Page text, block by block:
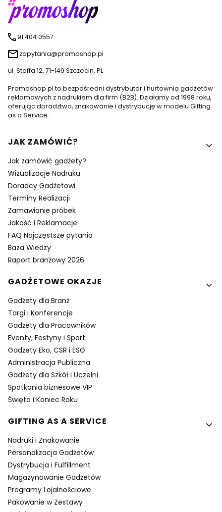
91 404 0557
zapytania@promoshop.pl
ul. Staffa 12, 71-149 Szczecin, PL
Promoshop.pl to bezpośredni dystrybutor i hurtownia gadżetów
reklamowych z nadrukiem dla firm (B2B). Działamy od 1998 roku,
oferując doradztwo, znakowanie i dystrybucję w modelu Gifting
as a Service.
Linki w stopce
JAK ZAMÓWIĆ?
Jak zamówić gadżety?
Wizualizacje Nadruku
Doradcy Gadżetowi
Terminy Realizacji
Zamawianie próbek
Jakość i Reklamacje
FAQ Najczęstsze pytania
Baza Wiedzy
Raport branżowy 2026
GADŻETOWE OKAZJE
Gadżety dla Branż
Targi i Konferencje
Gadżety dla Pracowników
Eventy, Festyny i Sport
Gadżety Eko, CSR i ESG
Administracja Publiczna
Gadżety dla Szkół i Uczelni
Spotkania biznesowe VIP
Święta i Koniec Roku
GIFTING AS A SERVICE
Nadruki i Znakowanie
Personalizacja Gadżetów
Dystrybucja i Fulfillment
Magazynowanie Gadżetów
Programy Lojalnościowe
Pakowanie w Zestawy